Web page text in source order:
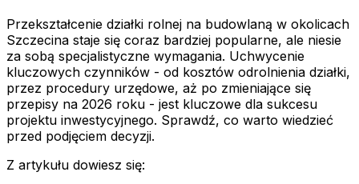
Przekształcenie działki rolnej na budowlaną w okolicach
Szczecina staje się coraz bardziej popularne, ale niesie
za sobą specjalistyczne wymagania. Uchwycenie
kluczowych czynników - od kosztów odrolnienia działki,
przez procedury urzędowe, aż po zmieniające się
przepisy na 2026 roku - jest kluczowe dla sukcesu
projektu inwestycyjnego. Sprawdź, co warto wiedzieć
przed podjęciem decyzji.
Z artykułu dowiesz się: